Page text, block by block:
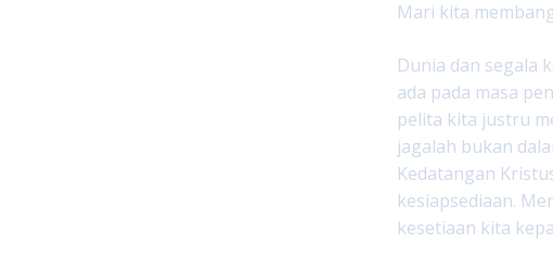
Mari kita
Dunia dan segala
ada pada masa
pelita kita justru
jagalah bukan
Kedatangan
kesiapsediaan.
kesetiaan kita